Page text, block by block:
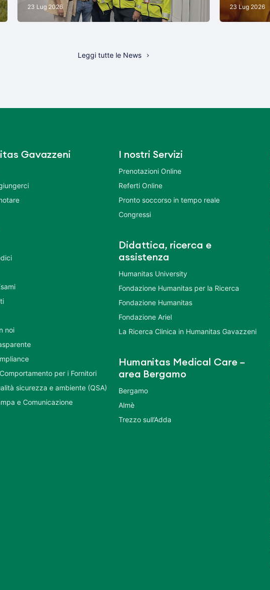
23 Lug 2026 23 Lug 2026
Leggi tutte le News
Gavazzeni
noi
per i Fornitori
sicurezza e ambiente (QSA)
e Comunicazione
I nostri Servizi
Prenotazioni Online
Referti Online
Pronto soccorso in tempo reale
Congressi
Didattica, ricerca e
assistenza
Humanitas University
Fondazione Humanitas per la Ricerca
Fondazione Humanitas
Fondazione Ariel
La Ricerca Clinica in Humanitas Gavazzeni
Humanitas Medical Care –
area Bergamo
Bergamo
Almè
Trezzo sull’Adda